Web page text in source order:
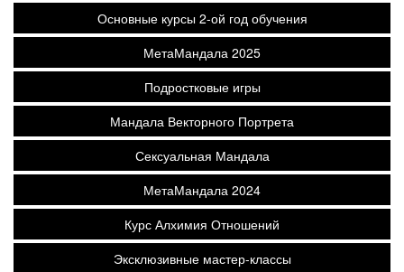
Основные курсы 2-ой год обучения
МетаМандала 2025
Подростковые игры
Мандала Векторного Портрета
Сексуальная Мандала
МетаМандала 2024
Курс Алхимия Отношений
Эксклюзивные мастер-классы